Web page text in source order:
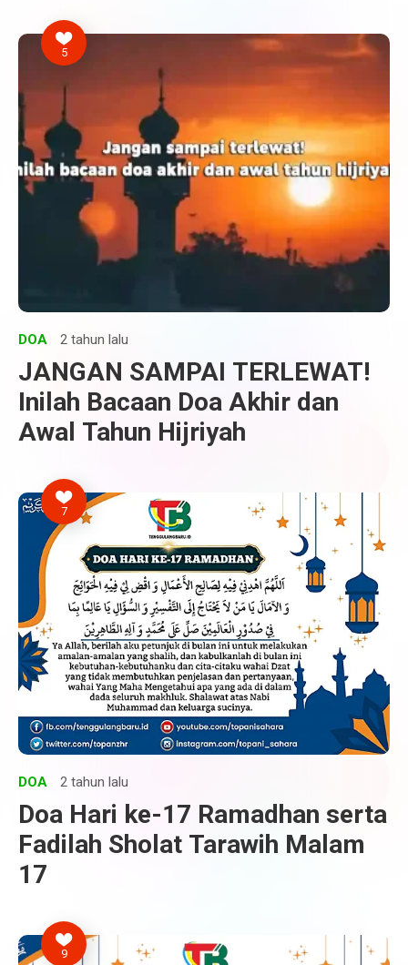
5
DOA 2 tahun lalu
JANGAN SAMPAI TERLEWAT!
Inilah Bacaan Doa Akhir dan
Awal Tahun Hijriyah
7
DOA 2 tahun lalu
Doa Hari ke-17 Ramadhan serta
Fadilah Sholat Tarawih Malam
17
9